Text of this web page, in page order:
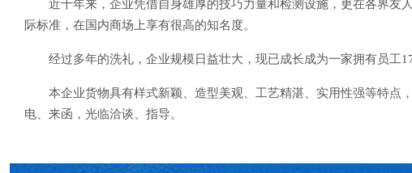
近十年来，企业凭借自身雄厚的技巧力量和检测设施，更在各界友
际标准，在国内商场上享有很高的知名度。
经过多年的洗礼，企业规模日益壮大，现已成长成为一家拥有员工
本企业货物具有样式新颖、造型美观、工艺精湛、实用性强等特
电、来函，光临洽谈、指导。